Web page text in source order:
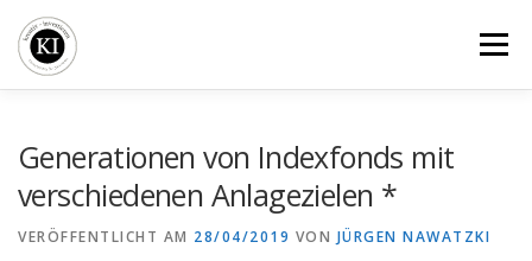
Inhalt
springen
Menü
Generationen von Indexfonds mit
verschiedenen Anlagezielen *
VERÖFFENTLICHT AM 28/04/2019 VON JÜRGEN NAWATZKI